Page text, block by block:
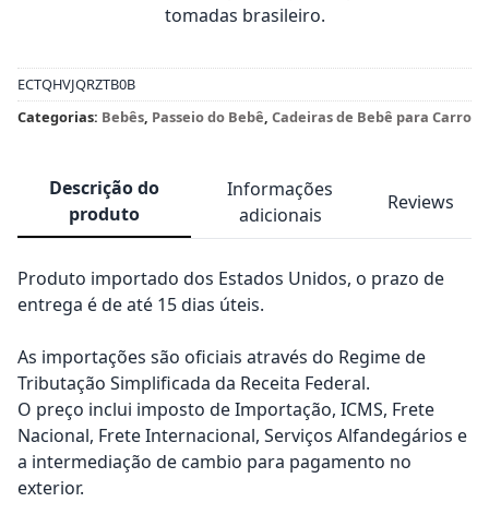
tomadas brasileiro.
ECTQHVJQRZTB0B
Categorias: Bebês, Passeio do Bebê, Cadeiras de Bebê para Carro
Descrição do
produto
Informações
adicionais
Reviews
Produto importado dos Estados Unidos, o prazo de
entrega é de até 15 dias úteis.
As importações são oficiais através do Regime de
Tributação Simplificada da Receita Federal.
O preço inclui imposto de Importação, ICMS, Frete
Nacional, Frete Internacional, Serviços Alfandegários e
a intermediação de cambio para pagamento no
exterior.